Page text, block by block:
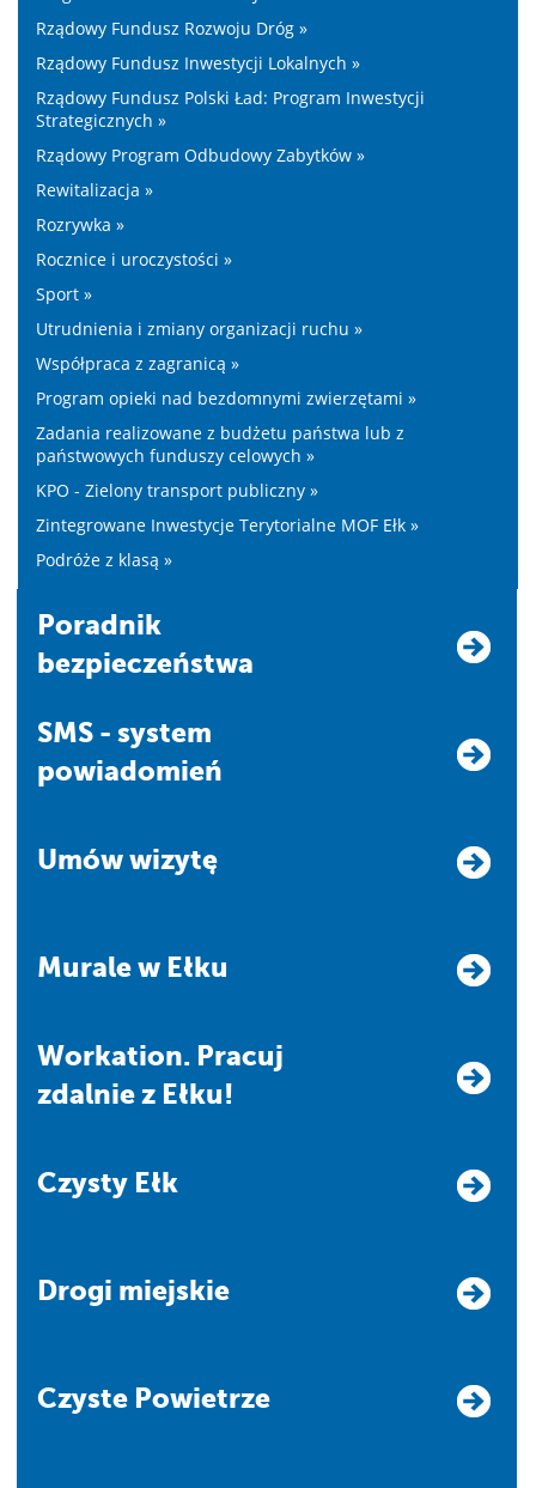
Rządowy Fundusz Rozwoju Dróg »
Rządowy Fundusz Inwestycji Lokalnych »
Rządowy Fundusz Polski Ład: Program Inwestycji
Strategicznych »
Rządowy Program Odbudowy Zabytków »
Rewitalizacja »
Rozrywka »
Rocznice i uroczystości »
Sport »
Utrudnienia i zmiany organizacji ruchu »
Współpraca z zagranicą »
Program opieki nad bezdomnymi zwierzętami »
Zadania realizowane z budżetu państwa lub z
państwowych funduszy celowych »
KPO - Zielony transport publiczny »
Zintegrowane Inwestycje Terytorialne MOF Ełk »
Podróże z klasą »
Poradnik
bezpieczeństwa
SMS - system
powiadomień
Umów wizytę
Murale w Ełku
Workation. Pracuj
zdalnie z Ełku!
Czysty Ełk
Drogi miejskie
Czyste Powietrze